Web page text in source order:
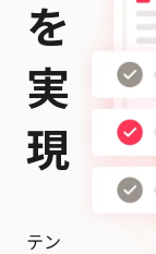
を
実
現
テン